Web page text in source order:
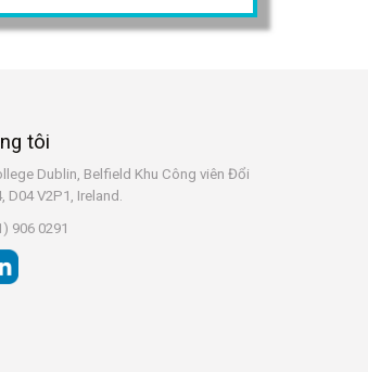
tôi
Dublin, Belfield Khu Công viên Đổi
D04 V2P1, Ireland.
906 0291